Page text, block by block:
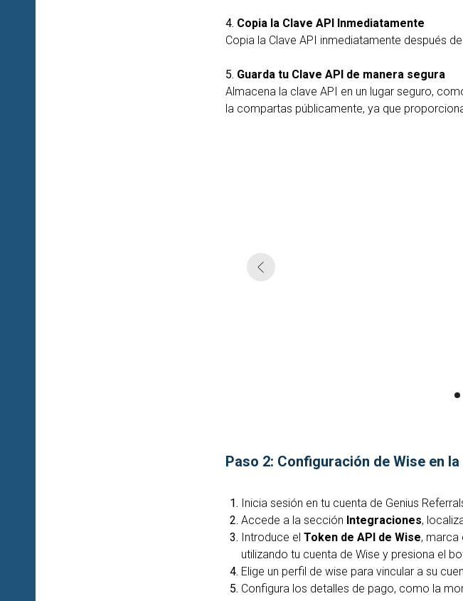
4. Copia la Clave API Inmediatamente
Copia la Clave API inmediatamente después
5. Guarda tu Clave API de manera segura
Almacena la clave API en un lugar seguro,
la compartas públicamente, ya que
Paso 2: Configuración de Wise en
Inicia sesión en tu cuenta de Genius
Accede a la sección Integraciones,
Introduce el Token de API de Wise, marca
utilizando tu cuenta de Wise y presiona el
Elige un perfil de wise para vincular a su
Configura los detalles de pago, como la